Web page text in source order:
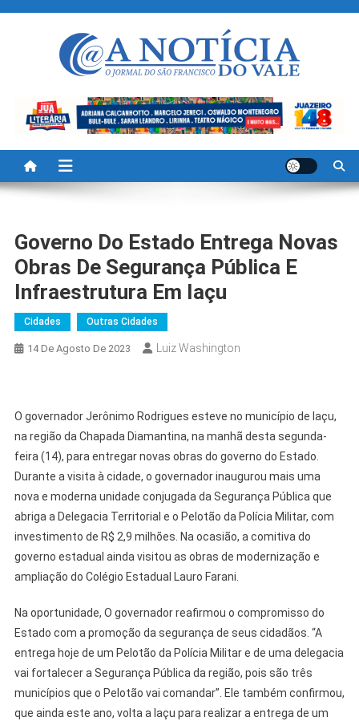
A Noticia Do Vale
Governo Do Estado Entrega Novas
Obras De Segurança Pública E
Infraestrutura Em Iaçu
Cidades Outras Cidades
14 De Agosto De 2023 Luiz Washington
O governador Jerônimo Rodrigues esteve no município de Iaçu,
na região da Chapada Diamantina, na manhã desta segunda-
feira (14), para entregar novas obras do governo do Estado.
Durante a visita à cidade, o governador inaugurou mais uma
nova e moderna unidade conjugada da Segurança Pública que
abriga a Delegacia Territorial e o Pelotão da Polícia Militar, com
investimento de R$ 2,9 milhões. Na ocasião, a comitiva do
governo estadual ainda visitou as obras de modernização e
ampliação do Colégio Estadual Lauro Farani.
Na oportunidade, O governador reafirmou o compromisso do
Estado com a promoção da segurança de seus cidadãos. “A
entrega hoje de um Pelotão da Polícia Militar e de uma delegacia
vai fortalecer a Segurança Pública da região, pois são três
municípios que o Pelotão vai comandar”. Ele também confirmou,
que ainda este ano, volta a Iaçu para realizar a entrega de um